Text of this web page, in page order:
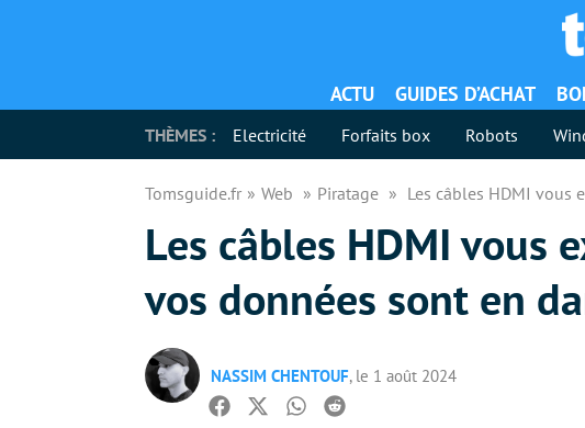
ACTU GUIDES D’ACHAT
THÈMES : Electricité Forfaits box Robots
Tomsguide.fr Web Piratage Les câbles HDMI vous
Les câbles HDMI vous
vos données sont en
NASSIM CHENTOUF, le 1 août 2024
Facebook
TwitterWhatsapp
Reddit